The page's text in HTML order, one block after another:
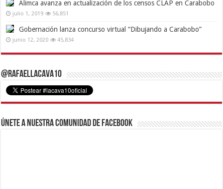
Alimca avanza en actualización de los censos CLAP en Carabobo
julio 1, 2019 56,851
Gobernación lanza concurso virtual “Dibujando a Carabobo”
junio 12, 2020 45,834
@RafaelLacava10
Únete a nuestra comunidad de Facebook